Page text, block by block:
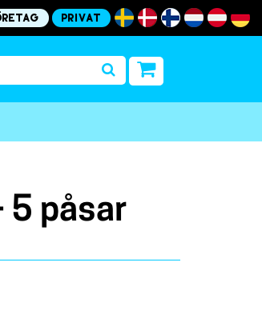
Privat
5 påsar